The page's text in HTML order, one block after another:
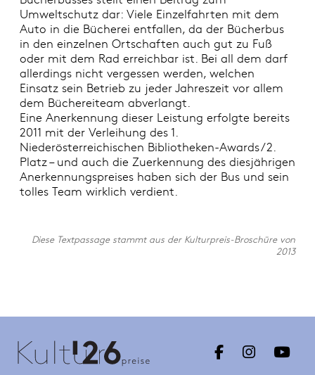
Umweltschutz dar: Viele Einzelfahrten mit dem
Auto in die Bücherei entfallen, da der Bücherbus
in den einzelnen Ortschaften auch gut zu Fuß
oder mit dem Rad erreichbar ist. Bei all dem darf
allerdings nicht vergessen werden, welchen
Einsatz sein Betrieb zu jeder Jahreszeit vor allem
dem Büchereiteam abverlangt.
Eine Anerkennung dieser Leistung erfolgte bereits
2011 mit der Verleihung des 1.
Niederösterreichischen Bibliotheken-Awards/2.
Platz – und auch die Zuerkennung des diesjährigen
Anerkennungspreises haben sich der Bus und sein
tolles Team wirklich verdient.
Diese Textpassage stammt aus der Kulturpreis-Broschüre von
2013